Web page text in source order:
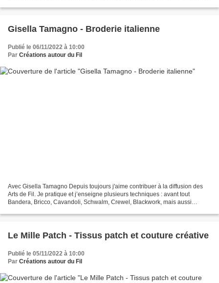
Gisella Tamagno - Broderie italienne
Publié le 06/11/2022 à 10:00
Par Créations autour du Fil
Avec Gisella Tamagno Depuis toujours j'aime contribuer à la diffusion des
Arts de Fil. Je pratique et j’enseigne plusieurs techniques : avant tout
Bandera, Bricco, Cavandoli, Schwalm, Crewel, Blackwork, mais aussi
Le Mille Patch - Tissus patch et couture créative
Publié le 05/11/2022 à 10:00
Par Créations autour du Fil